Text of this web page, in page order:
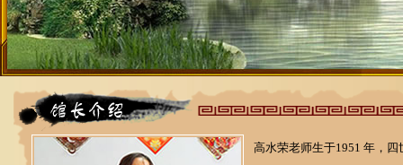
高水荣老师生于1951 年，